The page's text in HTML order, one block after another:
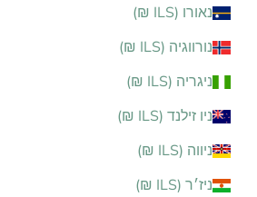
נאורו (ILS ₪)
נורווגיה (ILS ₪)
ניגריה (ILS ₪)
ניו זילנד (ILS ₪)
ניווה (ILS ₪)
ניז׳ר (ILS ₪)